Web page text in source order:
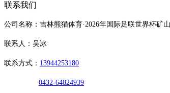
联系我们
公司名称：吉林熊猫体育·2026年国际足联世界杯矿
联系人：吴冰
联系方式： 13944253180
0432-64824939